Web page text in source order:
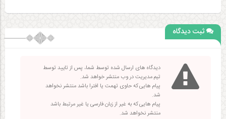
ثبت دیدگاه
دیدگاه های ارسال شده توسط شما، پس از تایید توسط
تیم مدیریت در وب منتشر خواهد شد.
پیام هایی که حاوی تهمت یا افترا باشد منتشر نخواهد
شد.
پیام هایی که به غیر از زبان فارسی یا غیر مرتبط باشد
منتشر نخواهد شد.